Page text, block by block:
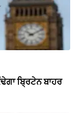
ਬ੍ਰਿਟੇਨ ਬਾਹਰ